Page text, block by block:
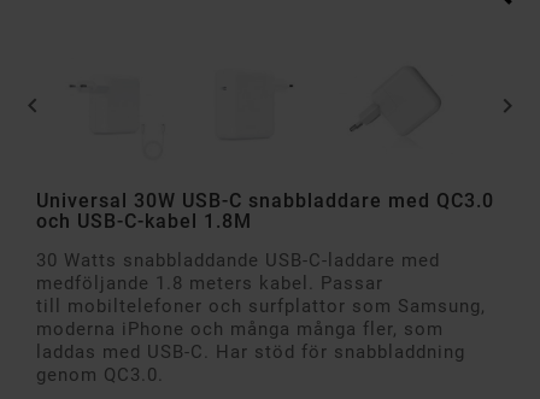
 
Universal 30W USB-C snabbladdare med QC3.0
och USB-C-kabel 1.8M
30 Watts snabbladdande USB-C-laddare med
medföljande 1.8 meters kabel. Passar
till mobiltelefoner och surfplattor som Samsung,
moderna iPhone och många många fler, som
laddas med USB-C. Har stöd för snabbladdning
genom QC3.0.